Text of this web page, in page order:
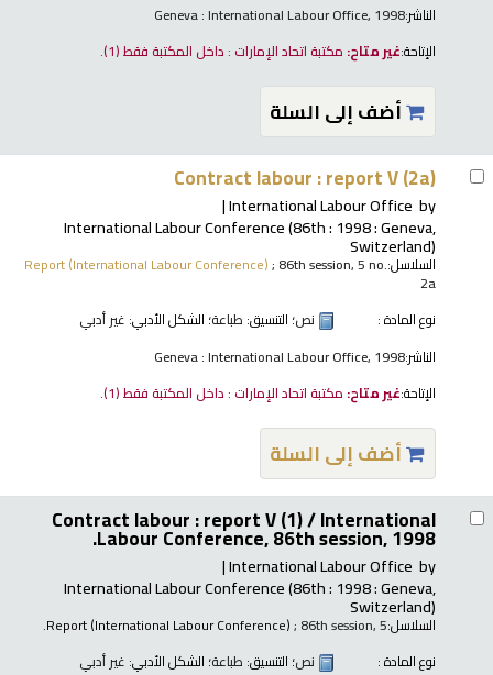
الناشر:Geneva : International Labour Office, 1998
الإتاحة:غير متاح: مكتبة اتحاد الإمارات : داخل المكتبة فقط(1).
أضف إلى السلة
Contract labour : report V (2a)
by
International Labour Office
International Labour Conference(86th : 1998 : Geneva,
Switzerland)
السلاسل: Report (International Labour Conference); 86th session, 5 no.
2a
نوع المادة :
نص؛ التنسيق: طباعة؛ الشكل الأدبي: غير أدبي
الناشر:Geneva : International Labour Office, 1998
الإتاحة:غير متاح: مكتبة اتحاد الإمارات : داخل المكتبة فقط(1).
أضف إلى السلة
Contract labour : report V (1) /International
Labour Conference, 86th session, 1998.
by
International Labour Office
International Labour Conference(86th : 1998 : Geneva,
Switzerland)
السلاسل: Report (International Labour Conference); 86th session, 5.
نوع المادة :
نص؛ التنسيق: طباعة؛ الشكل الأدبي: غير أدبي